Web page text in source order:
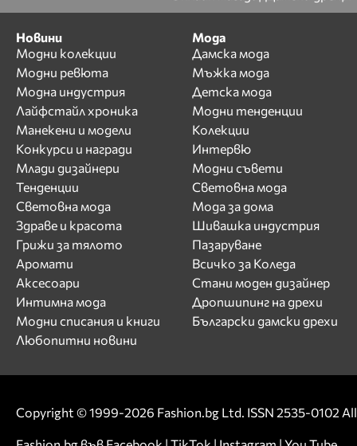
Новини
Модни колекции
Модни ревюта
Модна индустрия
Лайфстайл хроника
Манекени и модели
Конкурси и награди
Млади дизайнери
Тенденции
Световна мода
Здраве и красота
Грижи за тялото
Аромати
Аксесоари
Интимна мода
Модни списания и книги
Любопитни новини
Мода
Дамска мода
Мъжка мода
Детска мода
Модни тенденции
Колекции
Интервю
Модни съвети
Световна мода
Мода за дома
Шивашка индустрия
Пазаруване
Всичко за Коледа
Стани моден дизайнер
Дропшипинг на дрехи
Български дамски дрехи
Copyright © 1999-2026 Fashion.bg Ltd. ISSN 2535-0102